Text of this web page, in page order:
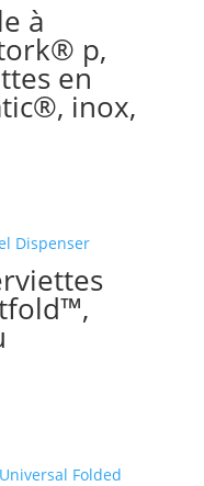
à
p,
en
inox,